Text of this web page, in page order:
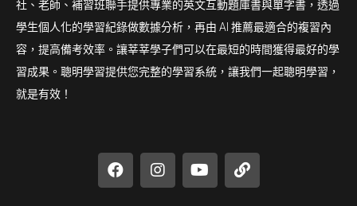
社、老師、補習班聯手提供專業的英文互動題庫書與單字書，透過
學生個人化的學習紀錄做數據分析，再由 AI 推薦最適合的複習內
容，提高備考效率。讓莘莘學子們可以在最短的時間獲得最好的學
習成果。聰明學習提供您完整的學習系統，讓我們一起聰明學習，
就是有效！